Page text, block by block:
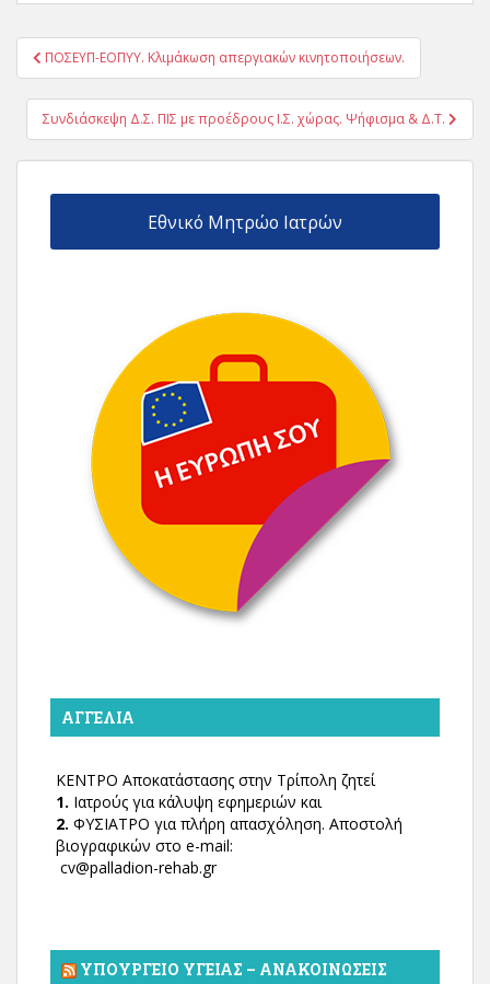
Πλοήγηση
άρθρων
ΠΟΣΕΥΠ-ΕΟΠΥΥ. Κλιμάκωση απεργιακών κινητοποιήσεων.
Συνδιάσκεψη Δ.Σ. ΠΙΣ με προέδρους Ι.Σ. χώρας. Ψήφισμα & Δ.Τ.
Εθνικό Μητρώο Ιατρών
ΑΓΓΕΛΊΑ
ΚΕΝΤΡΟ Αποκατάστασης στην Τρίπολη ζητεί
1. Ιατρούς για κάλυψη εφημεριών και
2. ΦΥΣΙΑΤΡΟ για πλήρη απασχόληση. Αποστολή
βιογραφικών στο e-mail:
cv@palladion-rehab.gr
ΥΠΟΥΡΓΕΊΟ ΥΓΕΊΑΣ – ΑΝΑΚΟΙΝΏΣΕΙΣ